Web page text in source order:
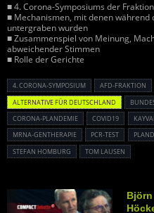
■ 4. Corona-Symposiums der
■ Mechanismen, mit denen während
untergraben wurden
■ Zusammenspiel von Meinung,
abweichender Stimmen
■ Rolle der Gerichte
4. CORONA-SYMPOSIUM AFD-FRAKTION
ALTERNATIVE FÜR DEUTSCHLAND
CORONA-PLANDEMIE
COVID19
MRNA-GENTHERAPIE
PCR-TEST
STEFAN HOMBURG
TOM LAUSEN
Björn